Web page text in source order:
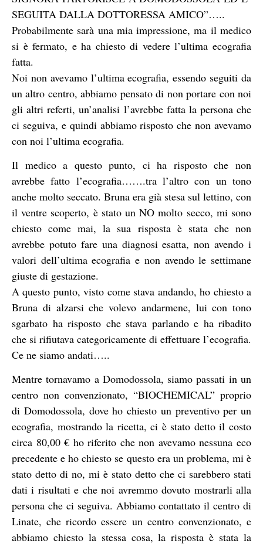
SEGUITA DALLA DOTTORESSA AMICO”…..
Probabilmente sarà una mia impressione, ma il medico
si è fermato, e ha chiesto di vedere l’ultima ecografia
fatta.
Noi non avevamo l’ultima ecografia, essendo seguiti da
un altro centro, abbiamo pensato di non portare con noi
gli altri referti, un’analisi l’avrebbe fatta la persona che
ci seguiva, e quindi abbiamo risposto che non avevamo
con noi l’ultima ecografia.
Il medico a questo punto, ci ha risposto che non
avrebbe fatto l’ecografia…….tra l’altro con un tono
anche molto seccato. Bruna era già stesa sul lettino, con
il ventre scoperto, è stato un NO molto secco, mi sono
chiesto come mai, la sua risposta è stata che non
avrebbe potuto fare una diagnosi esatta, non avendo i
valori dell’ultima ecografia e non avendo le settimane
giuste di gestazione.
A questo punto, visto come stava andando, ho chiesto a
Bruna di alzarsi che volevo andarmene, lui con tono
sgarbato ha risposto che stava parlando e ha ribadito
che si rifiutava categoricamente di effettuare l’ecografia.
Ce ne siamo andati…..
Mentre tornavamo a Domodossola, siamo passati in un
centro non convenzionato, “BIOCHEMICAL” proprio
di Domodossola, dove ho chiesto un preventivo per un
ecografia, mostrando la ricetta, ci è stato detto il costo
circa 80,00 € ho riferito che non avevamo nessuna eco
precedente e ho chiesto se questo era un problema, mi è
stato detto di no, mi è stato detto che ci sarebbero stati
dati i risultati e che noi avremmo dovuto mostrarli alla
persona che ci seguiva. Abbiamo contattato il centro di
Linate, che ricordo essere un centro convenzionato, e
abbiamo chiesto la stessa cosa, la risposta è stata la